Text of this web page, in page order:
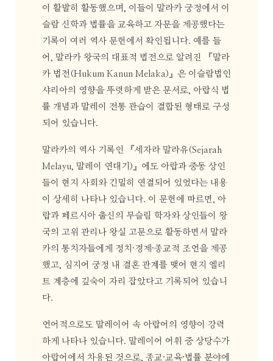
이 활발히 활동했으며, 이들이 말라카 궁정에서 이
슬람 신학과 법률을 교육하고 자문을 제공했다는
기록이 여러 역사 문헌에서 확인됩니다. 예를 들
어, 말라카 왕국의 대표적 법전으로 알려진 『말라
카 법전(Hukum Kanun Melaka)』은 이슬람법인
샤리아의 영향을 뚜렷하게 받은 문서로, 아랍식 법
률 개념과 말레이 전통 관습이 결합된 형태로 구성
되어 있습니다.
말라카의 역사 기록인 『세자라 말라유(Sejarah
Melayu, 말레이 연대기)』에도 아랍과 중동 상인
들이 현지 사회와 긴밀히 연결되어 있었다는 내용
이 상세히 나타나 있습니다. 이 문헌에 따르면, 아
랍과 페르시아 출신의 무슬림 학자와 상인들이 왕
국의 고위 관리나 왕실 고문으로 활동하면서 말라
카의 통치자들에게 정치·경제·종교적 조언을 제공
했고, 심지어 궁정 내 결혼 관계를 맺어 현지 엘리
트 계층에 깊숙이 자리 잡았다고 기록되어 있습니
다.
언어적으로도 말레이어 속 아랍어의 영향이 강력
하게 나타나 있습니다. 말레이어 어휘 중 상당수가
아랍어에서 차용된 것으로, 종교·교육·법률 분야에